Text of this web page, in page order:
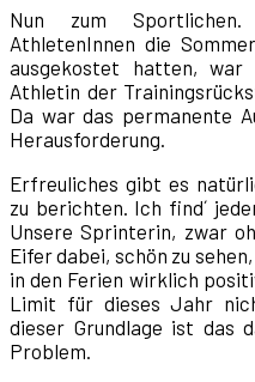
Nun zum
AthletenInnen die
ausgekostet hatten,
Athletin der
Da war das permanente
Herausforderung.
Erfreuliches gibt es
zu berichten. Ich find´
Unsere Sprinterin, zwar
Eifer dabei, schön zu
in den Ferien wirklich
Limit für dieses Jahr
dieser Grundlage ist das
Problem.